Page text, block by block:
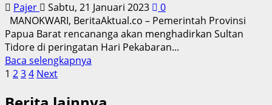
Pajer Sabtu, 21 Januari 2023
0
MANOKWARI, BeritaAktual.co – Pemerintah Provinsi
Papua Barat rencananga akan menghadirkan Sultan
Tidore di peringatan Hari Pekabaran...
Baca selengkapnya
Sultan
Paginasi
pos
1 234 Next